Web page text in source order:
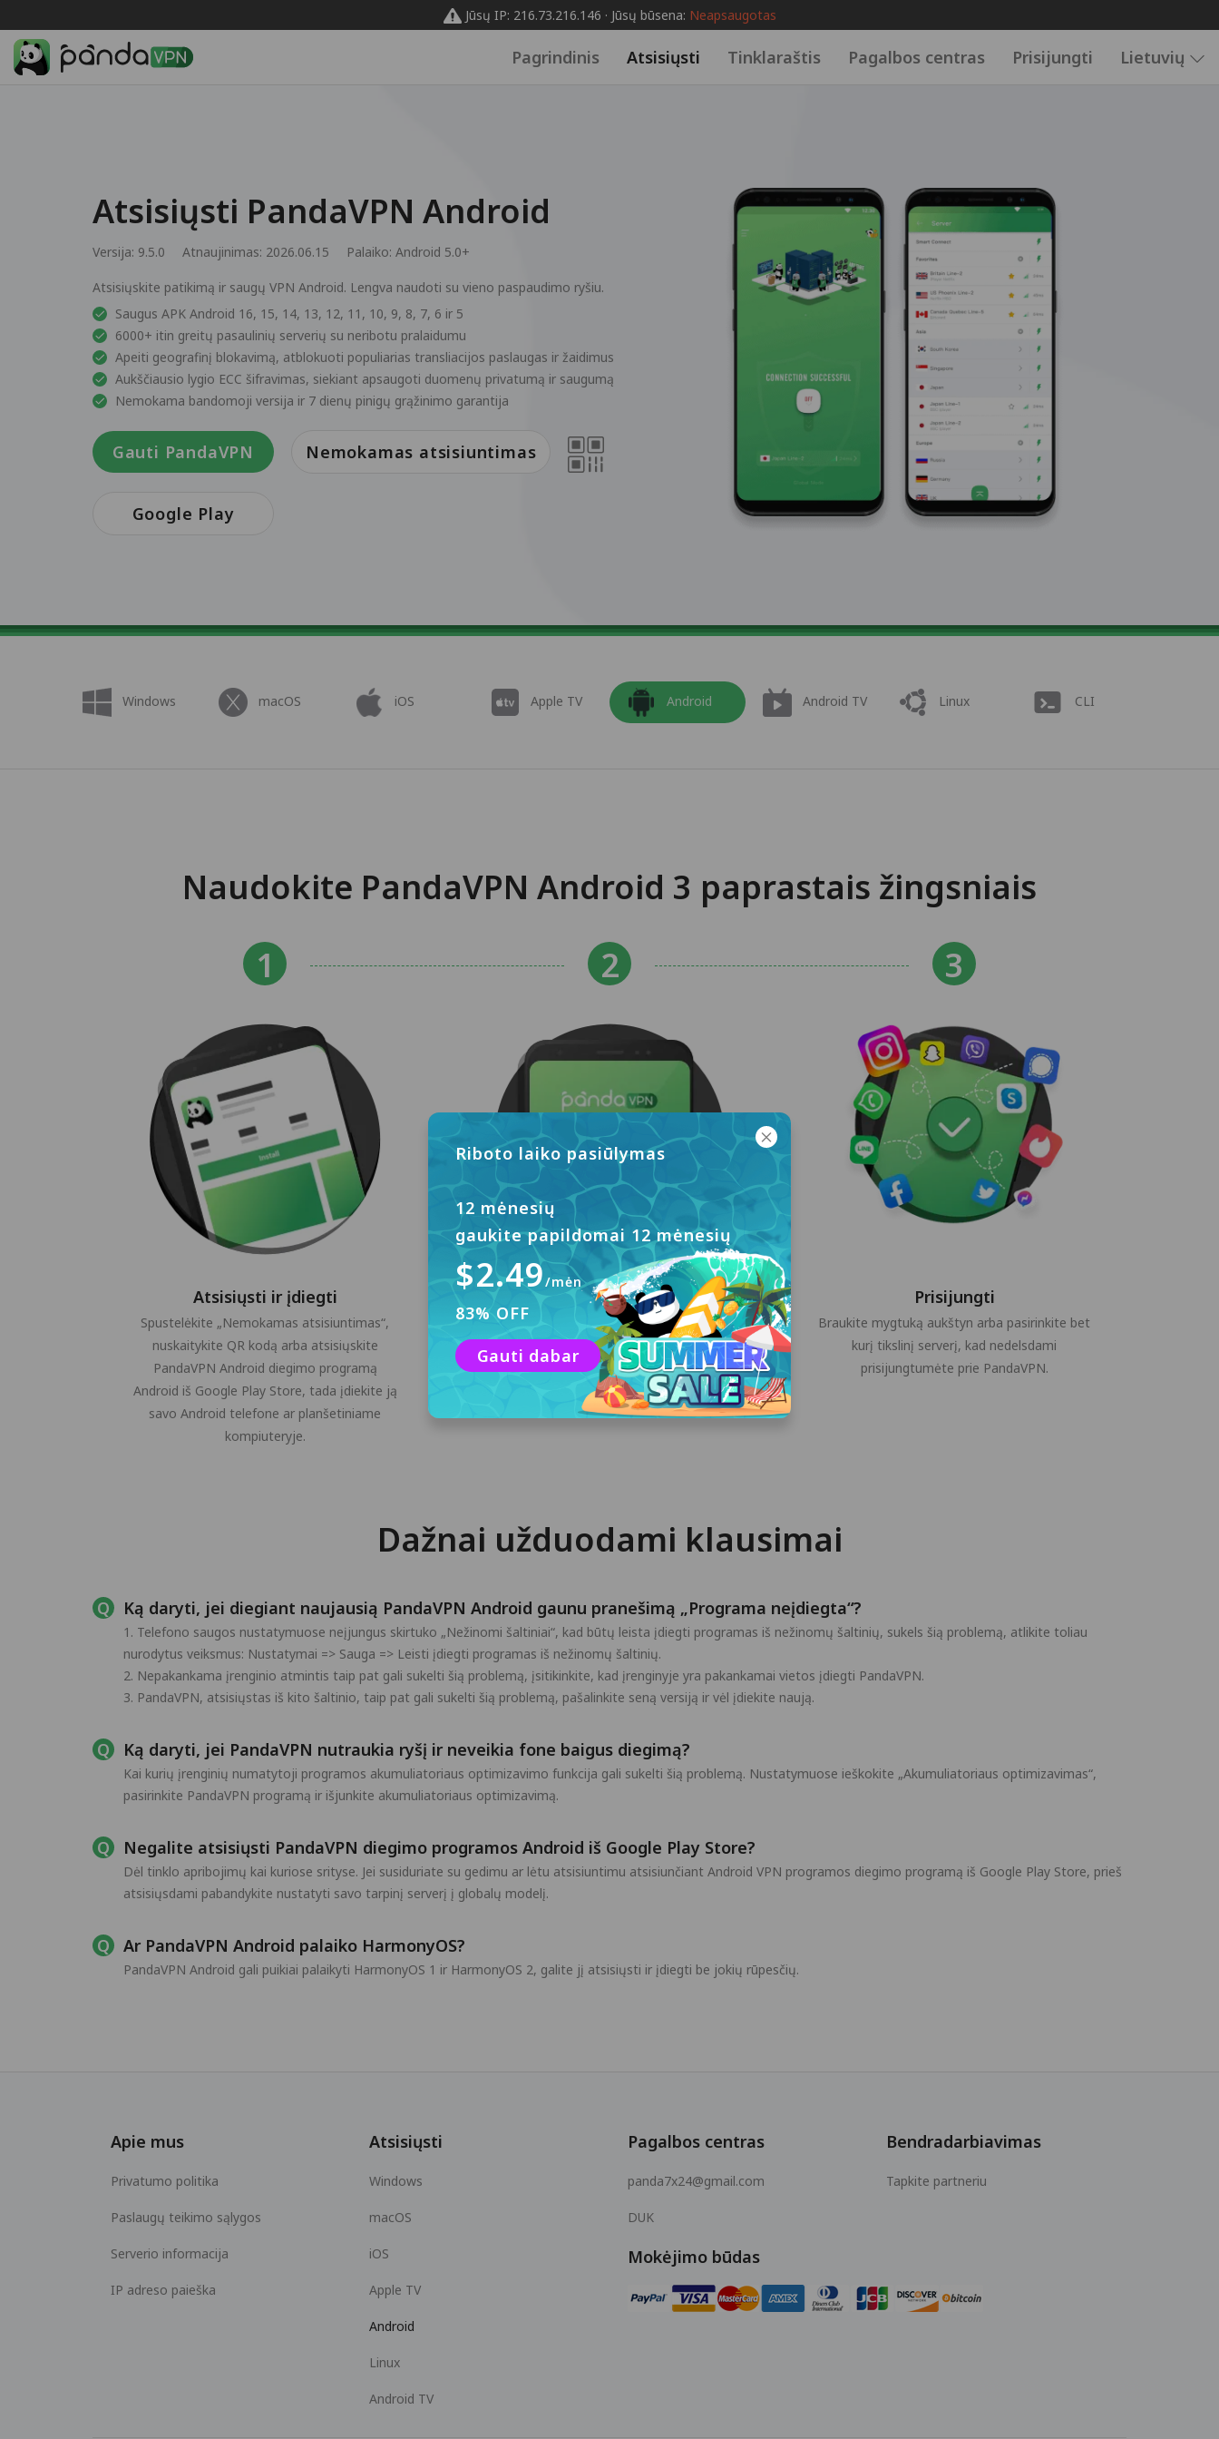
Jūsų IP: 216.73.216.146 · Jūsų būsena: Neapsaugotas
Pagrindinis Atsisiųsti Tinklaraštis Pagalbos centras Prisijungti Lietuvių
Atsisiųsti PandaVPN Android
Versija: 9.5.0 Atnaujinimas: 2026.06.15 Palaiko: Android 5.0+
Atsisiųskite patikimą ir saugų VPN Android. Lengva naudoti su vieno paspaudimo ryšiu.
Saugus APK Android 16, 15, 14, 13, 12, 11, 10, 9, 8, 7, 6 ir 5
6000+ itin greitų pasaulinių serverių su neribotu pralaidumu
Apeiti geografinį blokavimą, atblokuoti populiarias transliacijos paslaugas ir žaidimus
Aukščiausio lygio ECC šifravimas, siekiant apsaugoti duomenų privatumą ir saugumą
Nemokama bandomoji versija ir 7 dienų pinigų grąžinimo garantija
Gauti PandaVPN Nemokamas atsisiuntimas
Google Play
Windows macOS iOS Apple TV Android Android TV Linux CLI
Naudokite PandaVPN Android 3 paprastais žingsniais
Atsisiųsti ir įdiegti
Spustelėkite „Nemokamas atsisiuntimas“,
nuskaitykite QR kodą arba atsisiųskite
PandaVPN Android diegimo programą
Android iš Google Play Store, tada įdiekite ją
savo Android telefone ar planšetiniame
kompiuteryje.
Prisijungti
Registracija nereikalinga. Jei įdiegiate
PandaVPN pirmą kartą, gausite 3 dienų
nemokamą bandomąją paskyrą su
automatiniu prisijungimu.
Prisijungti
Braukite mygtuką aukštyn arba pasirinkite bet
kurį tikslinį serverį, kad nedelsdami
prisijungtumėte prie PandaVPN.
Dažnai užduodami klausimai
Ką daryti, jei diegiant naujausią PandaVPN Android gaunu pranešimą „Programa neįdiegta“?
1. Telefono saugos nustatymuose neįjungus skirtuko „Nežinomi šaltiniai“, kad būtų leista įdiegti programas iš nežinomų šaltinių, sukels šią problemą, atlikite toliau
nurodytus veiksmus: Nustatymai => Sauga => Leisti įdiegti programas iš nežinomų šaltinių.
2. Nepakankama įrenginio atmintis taip pat gali sukelti šią problemą, įsitikinkite, kad įrenginyje yra pakankamai vietos įdiegti PandaVPN.
3. PandaVPN, atsisiųstas iš kito šaltinio, taip pat gali sukelti šią problemą, pašalinkite seną versiją ir vėl įdiekite naują.
Ką daryti, jei PandaVPN nutraukia ryšį ir neveikia fone baigus diegimą?
Kai kurių įrenginių numatytoji programos akumuliatoriaus optimizavimo funkcija gali sukelti šią problemą. Nustatymuose ieškokite „Akumuliatoriaus optimizavimas“,
pasirinkite PandaVPN programą ir išjunkite akumuliatoriaus optimizavimą.
Negalite atsisiųsti PandaVPN diegimo programos Android iš Google Play Store?
Dėl tinklo apribojimų kai kuriose srityse. Jei susiduriate su gedimu ar lėtu atsisiuntimu atsisiunčiant Android VPN programos diegimo programą iš Google Play Store, prieš
atsisiųsdami pabandykite nustatyti savo tarpinį serverį į globalų modelį.
Ar PandaVPN Android palaiko HarmonyOS?
PandaVPN Android gali puikiai palaikyti HarmonyOS 1 ir HarmonyOS 2, galite jį atsisiųsti ir įdiegti be jokių rūpesčių.
Riboto laiko pasiūlymas
12 mėnesių
gaukite papildomai 12 mėnesių
$2.49/mėn
83% OFF
Gauti dabar
Apie mus
Privatumo politika
Paslaugų teikimo sąlygos
Serverio informacija
IP adreso paieška
Atsisiųsti
Windows
macOS
iOS
Apple TV
Android
Linux
Android TV
Pagalbos centras
panda7x24@gmail.com
DUK
Bendradarbiavimas
Tapkite partneriu
Mokėjimo būdas